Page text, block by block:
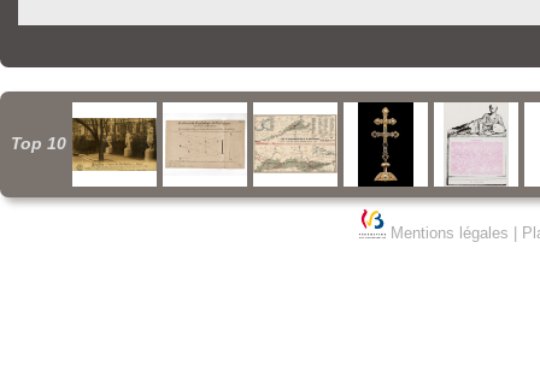
Top 10
Mentions légales